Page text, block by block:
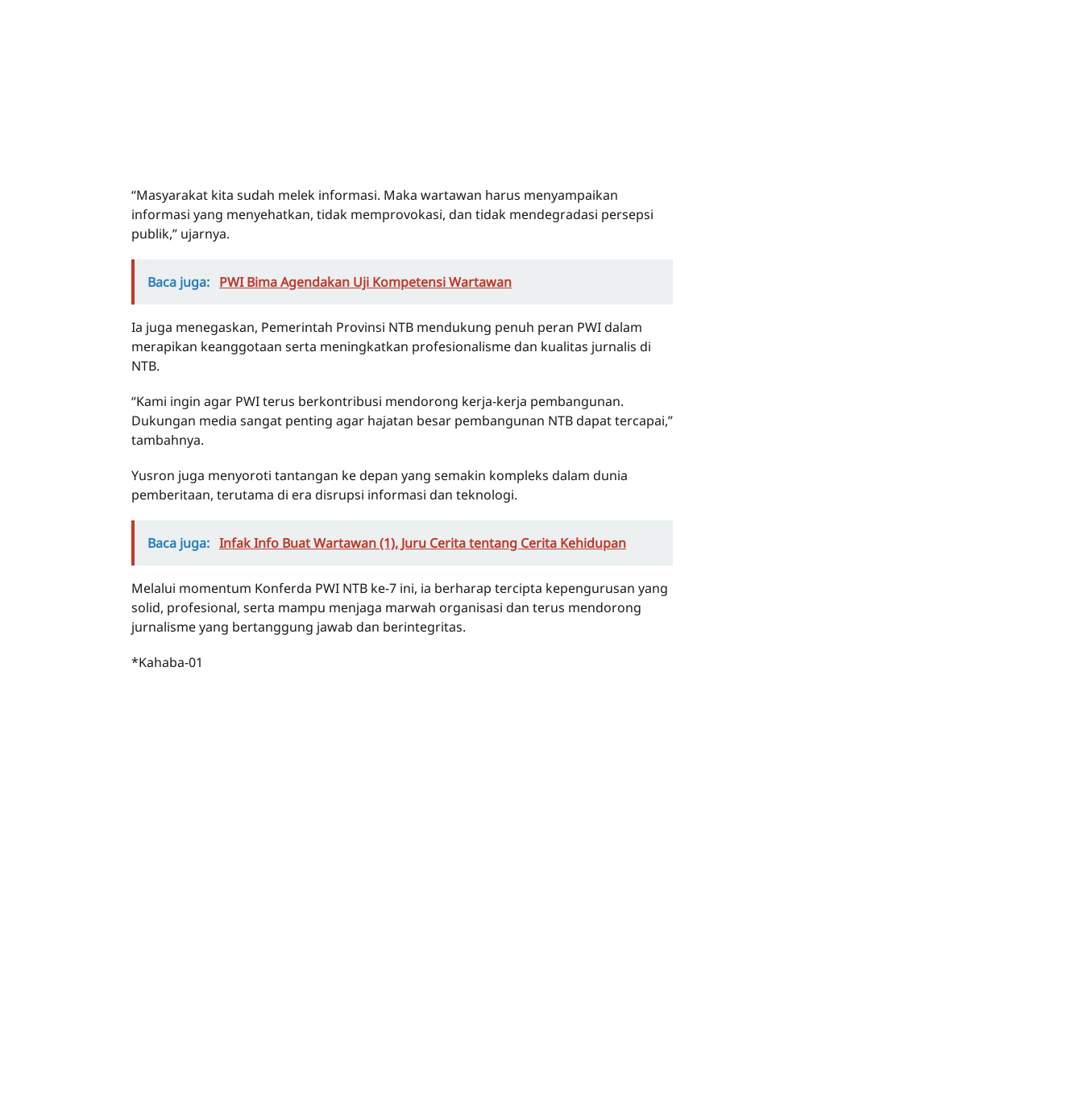
“Masyarakat kita sudah melek informasi. Maka wartawan harus menyampaikan
informasi yang menyehatkan, tidak memprovokasi, dan tidak mendegradasi persepsi
publik,” ujarnya.
Baca juga: PWI Bima Agendakan Uji Kompetensi Wartawan
Ia juga menegaskan, Pemerintah Provinsi NTB mendukung penuh peran PWI dalam
merapikan keanggotaan serta meningkatkan profesionalisme dan kualitas jurnalis di
NTB.
“Kami ingin agar PWI terus berkontribusi mendorong kerja-kerja pembangunan.
Dukungan media sangat penting agar hajatan besar pembangunan NTB dapat tercapai,”
tambahnya.
Yusron juga menyoroti tantangan ke depan yang semakin kompleks dalam dunia
pemberitaan, terutama di era disrupsi informasi dan teknologi.
Baca juga: Infak Info Buat Wartawan (1), Juru Cerita tentang Cerita Kehidupan
Melalui momentum Konferda PWI NTB ke-7 ini, ia berharap tercipta kepengurusan yang
solid, profesional, serta mampu menjaga marwah organisasi dan terus mendorong
jurnalisme yang bertanggung jawab dan berintegritas.
*Kahaba-01